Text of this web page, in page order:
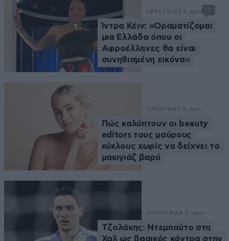
LIFESTYLE3 λ. πριν 1
Ίντρα Κέιν: «Οραματίζομαι
μια Ελλάδα όπου οι
Αφροέλληνες θα είναι
συνηθισμένη εικόνα»
ΟΜΟΡΦΙΑ3 λ. πριν
Πώς καλύπτουν οι beauty
editors τους μαύρους
κύκλους χωρίς να δείχνει το
μακιγιάζ βαρύ
ΑΘΛΗΤΙΚΑ4 λ. πριν
Τζολάκης: Ντεμπούτο στη
Χαλ ως βασικός κόντρα στην